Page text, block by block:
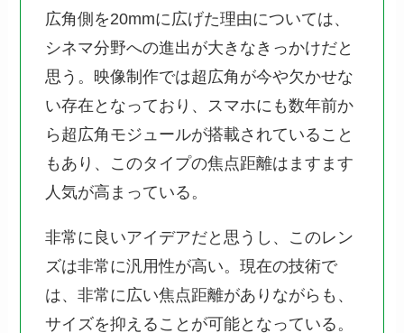
広角側を20mmに広げた理由については、
シネマ分野への進出が大きなきっかけだと
思う。映像制作では超広角が今や欠かせな
い存在となっており、スマホにも数年前か
ら超広角モジュールが搭載されていること
もあり、このタイプの焦点距離はますます
人気が高まっている。
非常に良いアイデアだと思うし、このレン
ズは非常に汎用性が高い。現在の技術で
は、非常に広い焦点距離がありながらも、
サイズを抑えることが可能となっている。